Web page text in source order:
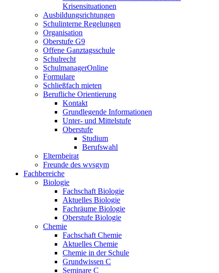
Krisensituationen
Ausbildungsrichtungen
Schulinterne Regelungen
Organisation
Oberstufe G9
Offene Ganztagsschule
Schulrecht
SchulmanagerOnline
Formulare
Schließfach mieten
Berufliche Orientierung
Kontakt
Grundlegende Informationen
Unter- und Mittelstufe
Oberstufe
Studium
Berufswahl
Elternbeirat
Freunde des wvsgym
Fachbereiche
Biologie
Fachschaft Biologie
Aktuelles Biologie
Fachräume Biologie
Oberstufe Biologie
Chemie
Fachschaft Chemie
Aktuelles Chemie
Chemie in der Schule
Grundwissen C
Seminare C